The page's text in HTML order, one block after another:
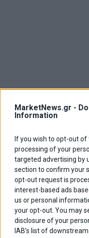
MarketNews.gr -
Information
If you wish to opt-out of
processing of your
targeted advertising by
section to confirm your
opt-out request is
interest-based ads
us or personal
your opt-out. You may
disclosure of your
IAB’s list of